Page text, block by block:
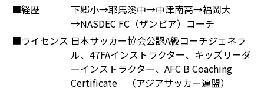
■経歴
下郷小→耶馬溪中→中津南高→福岡大
→NASDEC FC（ザンビア）コーチ
■ライセンス 日本サッカー協会公認A級コーチジェネラ
ル、47FAインストラクター、キッズリーダ
ーインストラクター、AFC B Coaching
Certificate （アジアサッカー連盟）